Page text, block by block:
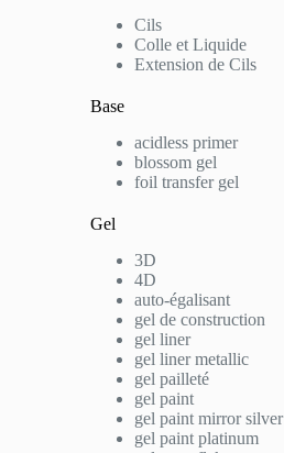
Cils
Colle et Liquide
Extension de Cils
Base
acidless primer
blossom gel
foil transfer gel
Gel
3D
4D
auto-égalisant
gel de construction
gel liner
gel liner metallic
gel pailleté
gel paint
gel paint mirror silver
gel paint platinum